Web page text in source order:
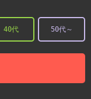
40代 50代～